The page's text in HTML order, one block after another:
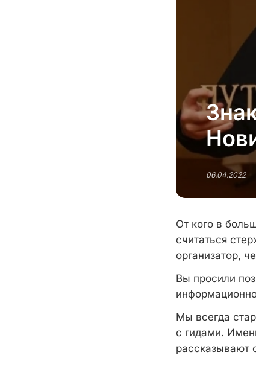
06.04.2022
От кого в
считаться
организатор,
Вы просили
Мы всегда
с гидами.
рассказывают